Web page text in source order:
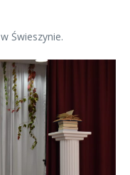
Świeszynie.